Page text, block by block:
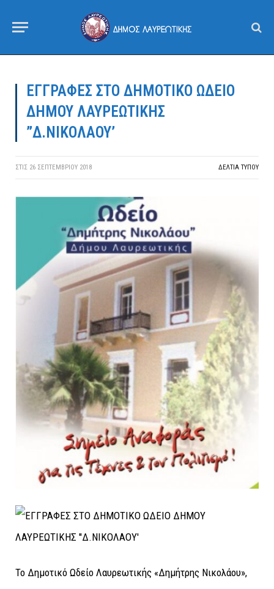
ΕΓΓΡΑΦΕΣ ΣΤΟ ΔΗΜΟΤΙΚΟ ΩΔΕΙΟ
ΔΗΜΟΥ ΛΑΥΡΕΩΤΙΚΗΣ
”Δ.ΝΙΚΟΛΑΟΥ’
ΣΤΙΣ 26 ΣΕΠΤΕΜΒΡΊΟΥ 2018 ΔΕΛΤΙΑ ΤΥΠΟΥ
Το Δημοτικό Ωδείο Λαυρεωτικής «Δημήτρης Νικολάου»,